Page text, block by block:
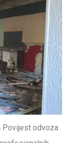
Povijest odvoza